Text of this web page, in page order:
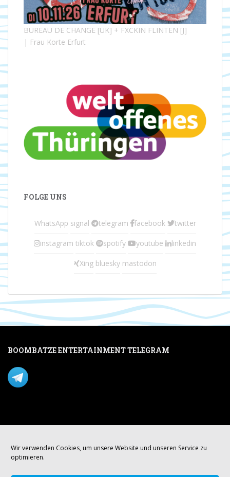
Wir verwenden Cookies, um unsere Website und unseren Service zu
optimieren.
BUREAU DE CHANGE [UK] + FXCKIN FLINTEN [J]
| Frau Korte Erfurt
FOLGE UNS
WhatsApp signal telegram facebook twitter
instagram tiktok spotify youtube linkedin
Xing bluesky mastodon
BOOMBATZE ENTERTAINMENT TELEGRAM